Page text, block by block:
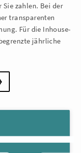
Sie zahlen. Bei der
transparenten
Für die Inhouse-
jährliche